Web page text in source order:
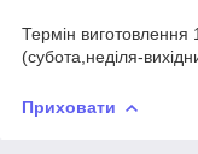
Термін виготовлення
(субота,неділя-
Приховати